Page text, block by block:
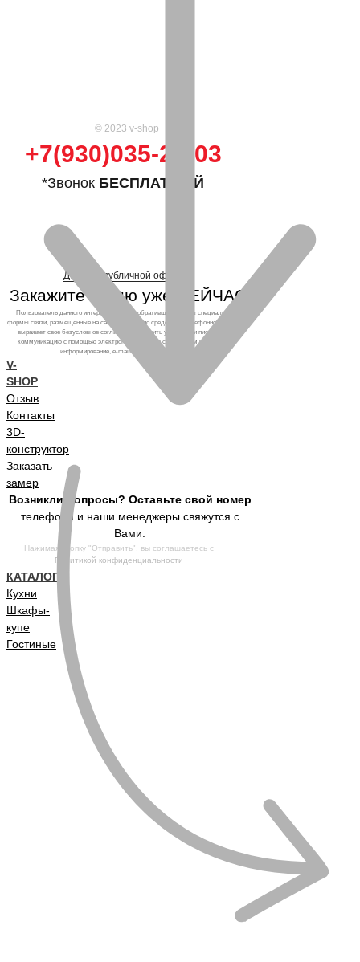
© 2023 v-shop
+7(930)035-25-03
*Звонок БЕСПЛАТНЫЙ
Договор публичной оферты
Закажите кухню уже СЕЙЧАС!
Пользователь данного интернет-ресурса, обратившийся через специальные
формы связи, размещённые на сайте, а также по средствам телефонного звонка,
выражает свое безусловное согласие продолжить устную или письменную
коммуникацию с помощью электронных средств связи, в том числе: sms-
информирование, e-mail-рассылка и т.п. и т.д.
V-
SHOP
Отзыв
Контакты
3D-
конструктор
Заказать
замер
Возникли вопросы? Оставьте свой номер
телефона и наши менеджеры свяжутся с
Вами.
Нажимая кнопку "Отправить", вы соглашаетесь с
Политикой конфиденциальности
КАТАЛОГ
Кухни
Шкафы-
купе
Гостиные